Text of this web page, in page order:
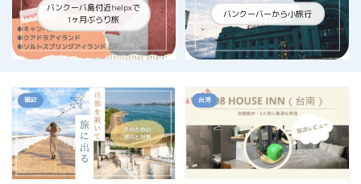
バンクーバ島付近helpxで
1ヶ月ぶらり旅
バンクーバーから小旅行
雑記 台湾